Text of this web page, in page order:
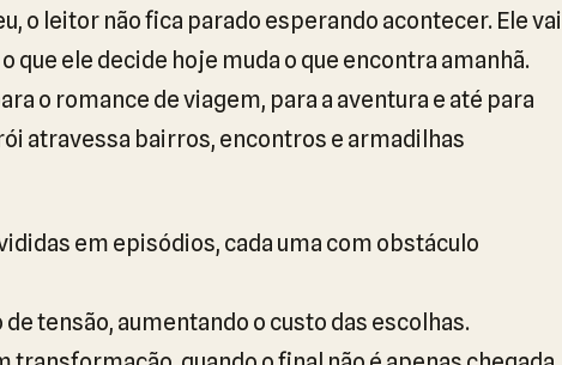
o leitor não fica parado esperando acontecer. Ele vai
que ele decide hoje muda o que encontra amanhã.
o romance de viagem, para a aventura e até para
atravessa bairros, encontros e armadilhas
em episódios, cada uma com obstáculo
tensão, aumentando o custo das escolhas.